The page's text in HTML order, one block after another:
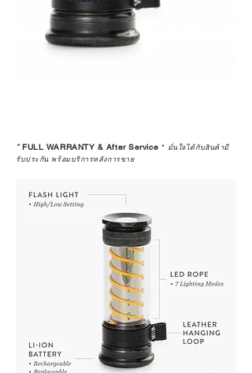
*FULL WARRANTY & After Service * มั่นใจได้กับสินค้ามี
รับประกัน พร้อมบริการหลังการขาย